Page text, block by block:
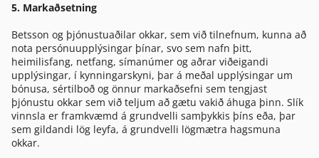
5. Markaðsetning
Betsson og þjónustuaðilar okkar, sem við tilnefnum, kunna að
nota persónuupplýsingar þínar, svo sem nafn þitt,
heimilisfang, netfang, símanúmer og aðrar viðeigandi
upplýsingar, í kynningarskyni, þar á meðal upplýsingar um
bónusa, sértilboð og önnur markaðsefni sem tengjast
þjónustu okkar sem við teljum að gætu vakið áhuga þinn. Slík
vinnsla er framkvæmd á grundvelli samþykkis þíns eða, þar
sem gildandi lög leyfa, á grundvelli lögmætra hagsmuna
okkar.